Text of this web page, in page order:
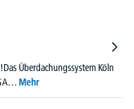
Überdachungssystem Köln
Mehr